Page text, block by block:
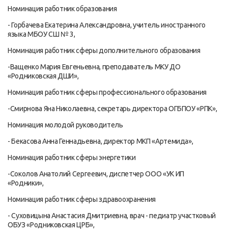
Номинация работник образования
- Горбачева Екатерина Александровна, учитель иностранного
языка МБОУ СШ № 3,
Номинация работник сферы дополнительного образования
-Ващенко Мария Евгеньевна, преподаватель МКУ ДО
«Родниковская ДШИ»,
Номинация работник сферы профессионального образования
-Смирнова Яна Николаевна, секретарь директора ОГБПОУ «РПК»,
Номинация молодой руководитель
- Бекасова Анна Геннадьевна, директор МКП «Артемида»,
Номинация работник сферы энергетики
-Соколов Анатолий Сергеевич, диспетчер ООО «УК ИП
«Родники»,
Номинация работник сферы здравоохранения
- Суховицына Анастасия Дмитриевна, врач - педиатр участковый
ОБУЗ «Родниковская ЦРБ»,